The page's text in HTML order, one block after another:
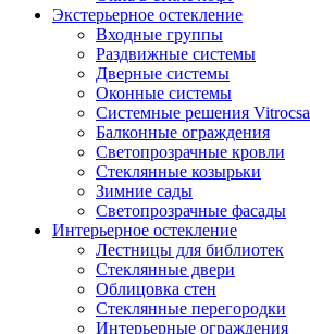
Экстерьерное остекление
Входные группы
Раздвижные системы
Дверные системы
Оконные системы
Системные решения Vitrocsa
Балконные ограждения
Светопрозрачные кровли
Стеклянные козырьки
Зимние сады
Светопрозрачные фасады
Интерьерное остекление
Лестницы для библиотек
Стеклянные двери
Облицовка стен
Стеклянные перегородки
Интерьерные ограждения